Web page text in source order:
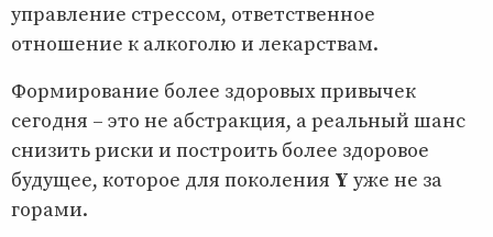
управление стрессом, ответственное
отношение к алкоголю и лекарствам.
Формирование более здоровых привычек
сегодня – это не абстракция, а реальный шанс
снизить риски и построить более здоровое
будущее, которое для поколения Y уже не за
горами.